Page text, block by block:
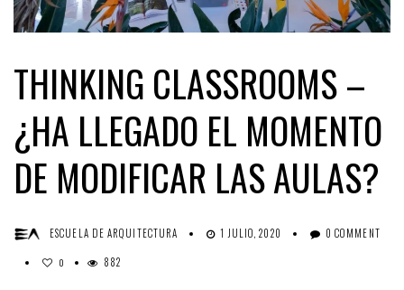
THINKING CLASSROOMS –
¿HA LLEGADO EL MOMENTO
DE MODIFICAR LAS AULAS?
ESCUELA DE ARQUITECTURA 1 JULIO, 2020 0 COMMENT
0 882